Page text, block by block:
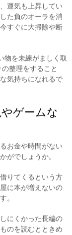
運気も上昇してい
た負のオーラを消
すぐに大掃除や断
物を未練がましく取
整理をすること
気持ちになれるで
ゲームな
お金や時間がない
がでしょうか。
りてくるという方
に本が増えないの
。
にくかった長編の
のを読むとときめ